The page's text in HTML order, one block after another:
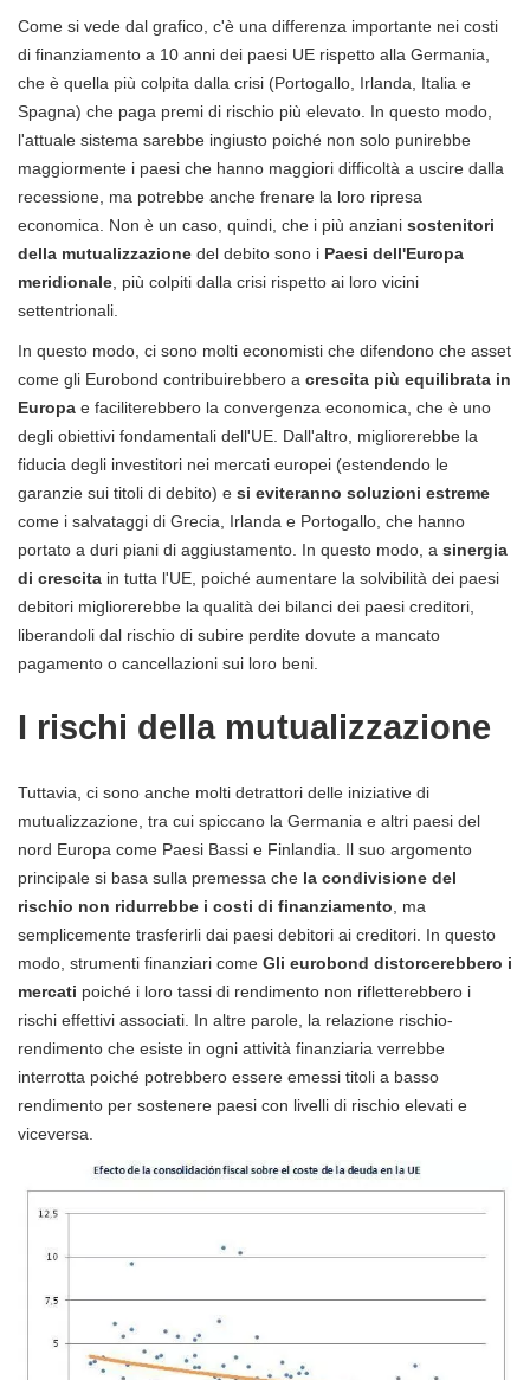
Come si vede dal grafico, c'è una differenza importante nei costi
di finanziamento a 10 anni dei paesi UE rispetto alla Germania,
che è quella più colpita dalla crisi (Portogallo, Irlanda, Italia e
Spagna) che paga premi di rischio più elevato. In questo modo,
l'attuale sistema sarebbe ingiusto poiché non solo punirebbe
maggiormente i paesi che hanno maggiori difficoltà a uscire dalla
recessione, ma potrebbe anche frenare la loro ripresa
economica. Non è un caso, quindi, che i più anziani sostenitori
della mutualizzazione del debito sono i Paesi dell'Europa
meridionale , più colpiti dalla crisi rispetto ai loro vicini
settentrionali.
In questo modo, ci sono molti economisti che difendono che asset
come gli Eurobond contribuirebbero a crescita più equilibrata in
Europa e faciliterebbero la convergenza economica, che è uno
degli obiettivi fondamentali dell'UE. Dall'altro, migliorerebbe la
fiducia degli investitori nei mercati europei (estendendo le
garanzie sui titoli di debito) e si eviteranno soluzioni estreme
come i salvataggi di Grecia, Irlanda e Portogallo, che hanno
portato a duri piani di aggiustamento. In questo modo, a sinergia
di crescita in tutta l'UE, poiché aumentare la solvibilità dei paesi
debitori migliorerebbe la qualità dei bilanci dei paesi creditori,
liberandoli dal rischio di subire perdite dovute a mancato
pagamento o cancellazioni sui loro beni.
I rischi della mutualizzazione
Tuttavia, ci sono anche molti detrattori delle iniziative di
mutualizzazione, tra cui spiccano la Germania e altri paesi del
nord Europa come Paesi Bassi e Finlandia. Il suo argomento
principale si basa sulla premessa che la condivisione del
rischio non ridurrebbe i costi di finanziamento , ma
semplicemente trasferirli dai paesi debitori ai creditori. In questo
modo, strumenti finanziari come Gli eurobond distorcerebbero i
mercati poiché i loro tassi di rendimento non rifletterebbero i
rischi effettivi associati. In altre parole, la relazione rischio-
rendimento che esiste in ogni attività finanziaria verrebbe
interrotta poiché potrebbero essere emessi titoli a basso
rendimento per sostenere paesi con livelli di rischio elevati e
viceversa.